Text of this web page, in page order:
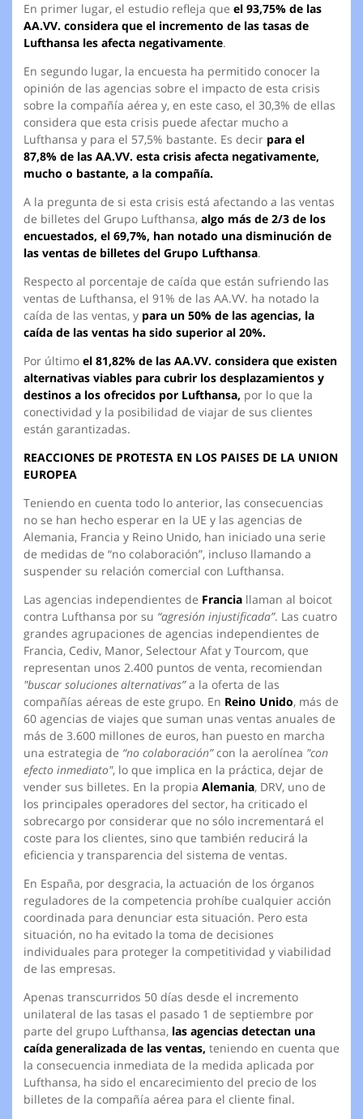
En primer lugar, el estudio refleja que el 93,75% de las
AA.VV. considera que el incremento de las tasas de
Lufthansa les afecta negativamente.
En segundo lugar, la encuesta ha permitido conocer la
opinión de las agencias sobre el impacto de esta crisis
sobre la compañía aérea y, en este caso, el 30,3% de ellas
considera que esta crisis puede afectar mucho a
Lufthansa y para el 57,5% bastante. Es decir para el
87,8% de las AA.VV. esta crisis afecta negativamente,
mucho o bastante, a la compañía.
A la pregunta de si esta crisis está afectando a las ventas
de billetes del Grupo Lufthansa, algo más de 2/3 de los
encuestados, el 69,7%, han notado una disminución de
las ventas de billetes del Grupo Lufthansa.
Respecto al porcentaje de caída que están sufriendo las
ventas de Lufthansa, el 91% de las AA.VV. ha notado la
caída de las ventas, y para un 50% de las agencias, la
caída de las ventas ha sido superior al 20%.
Por último el 81,82% de las AA.VV. considera que existen
alternativas viables para cubrir los desplazamientos y
destinos a los ofrecidos por Lufthansa, por lo que la
conectividad y la posibilidad de viajar de sus clientes
están garantizadas.
REACCIONES DE PROTESTA EN LOS PAISES DE LA UNION
EUROPEA
Teniendo en cuenta todo lo anterior, las consecuencias
no se han hecho esperar en la UE y las agencias de
Alemania, Francia y Reino Unido, han iniciado una serie
de medidas de “no colaboración”, incluso llamando a
suspender su relación comercial con Lufthansa.
Las agencias independientes de Francia llaman al boicot
contra Lufthansa por su “agresión injustificada”. Las cuatro
grandes agrupaciones de agencias independientes de
Francia, Cediv, Manor, Selectour Afat y Tourcom, que
representan unos 2.400 puntos de venta, recomiendan
"buscar soluciones alternativas”a la oferta de las
compañías aéreas de este grupo. En Reino Unido, más de
60 agencias de viajes que suman unas ventas anuales de
más de 3.600 millones de euros, han puesto en marcha
una estrategia de “no colaboración”con la aerolínea "con
efecto inmediato", lo que implica en la práctica, dejar de
vender sus billetes. En la propia Alemania, DRV, uno de
los principales operadores del sector, ha criticado el
sobrecargo por considerar que no sólo incrementará el
coste para los clientes, sino que también reducirá la
eficiencia y transparencia del sistema de ventas.
En España, por desgracia, la actuación de los órganos
reguladores de la competencia prohíbe cualquier acción
coordinada para denunciar esta situación. Pero esta
situación, no ha evitado la toma de decisiones
individuales para proteger la competitividad y viabilidad
de las empresas.
Apenas transcurridos 50 días desde el incremento
unilateral de las tasas el pasado 1 de septiembre por
parte del grupo Lufthansa, las agencias detectan una
caída generalizada de las ventas, teniendo en cuenta que
la consecuencia inmediata de la medida aplicada por
Lufthansa, ha sido el encarecimiento del precio de los
billetes de la compañía aérea para el cliente final.